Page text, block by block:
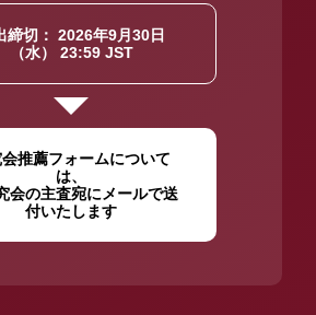
締切： 2026年9月30日
（水） 23:59 JST
推薦フォームについて
は、
会の主査宛にメールで送
付いたします